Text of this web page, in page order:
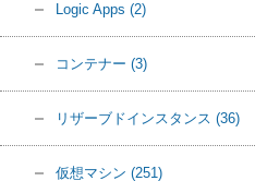
Logic Apps (2)
コンテナー (3)
リザーブドインスタンス (36)
仮想マシン (251)